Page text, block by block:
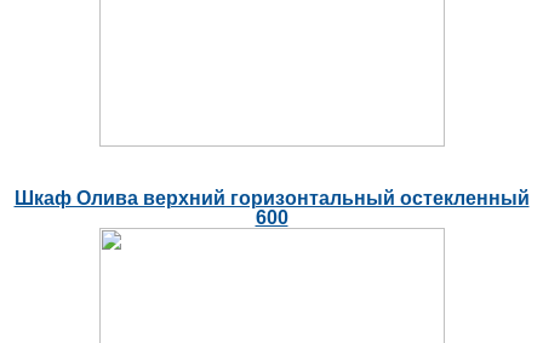
Шкаф Олива верхний горизонтальный остекленный
600